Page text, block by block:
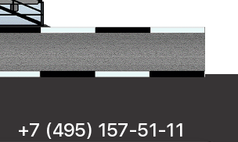
+7 (495) 157-51-11